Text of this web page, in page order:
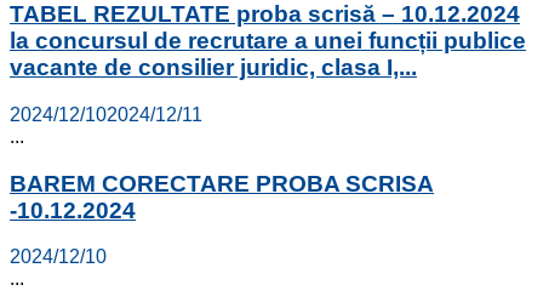
TABEL REZULTATE proba scrisă – 10.12.2024
la concursul de recrutare a unei funcții publice
vacante de consilier juridic, clasa I,...
2024/12/102024/12/11
...
BAREM CORECTARE PROBA SCRISA
-10.12.2024
2024/12/10
...